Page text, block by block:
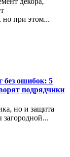
но при этом...
без ошибок: 5
подрядчики
но и защита